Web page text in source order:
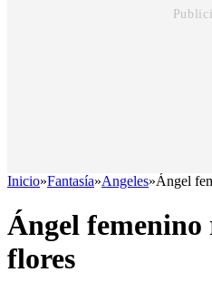
Inicio»Fantasía»Angeles»Ángel
Ángel femenino
flores